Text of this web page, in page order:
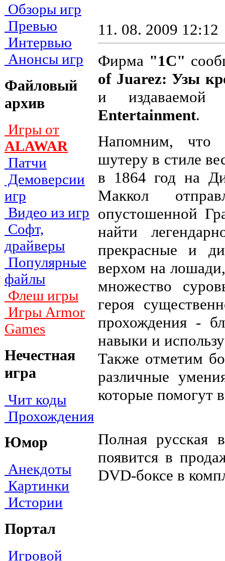
Обзоры игр
Превью
Интервью
Анонсы игр
Файловый
архив
Игры от
ALAWAR
Патчи
Демоверсии
игр
Видео из игр
Софт,
драйверы
Популярные
файлы
Флеш игры
Игры Armor
Games
Нечестная
игра
Чит коды
Прохождения
Юмор
Анекдоты
Картинки
Истории
Портал
Игровой
11. 08. 2009 12:12
Фирма "1С"
of Juarez: Узы
и
Entertainment.
Напомним, что
шутеру в стиле
в 1864 год на
Маккол
опустошенной
найти
прекрасные и
верхом на
множество
героя
прохождения -
навыки и
Также отметим
различные
которые помогут
Полная русская
появится в
DVD-боксе в